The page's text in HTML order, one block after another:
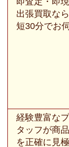
出張買取な
短30分でお伺
経験豊富な
タッフが商
を正確に見